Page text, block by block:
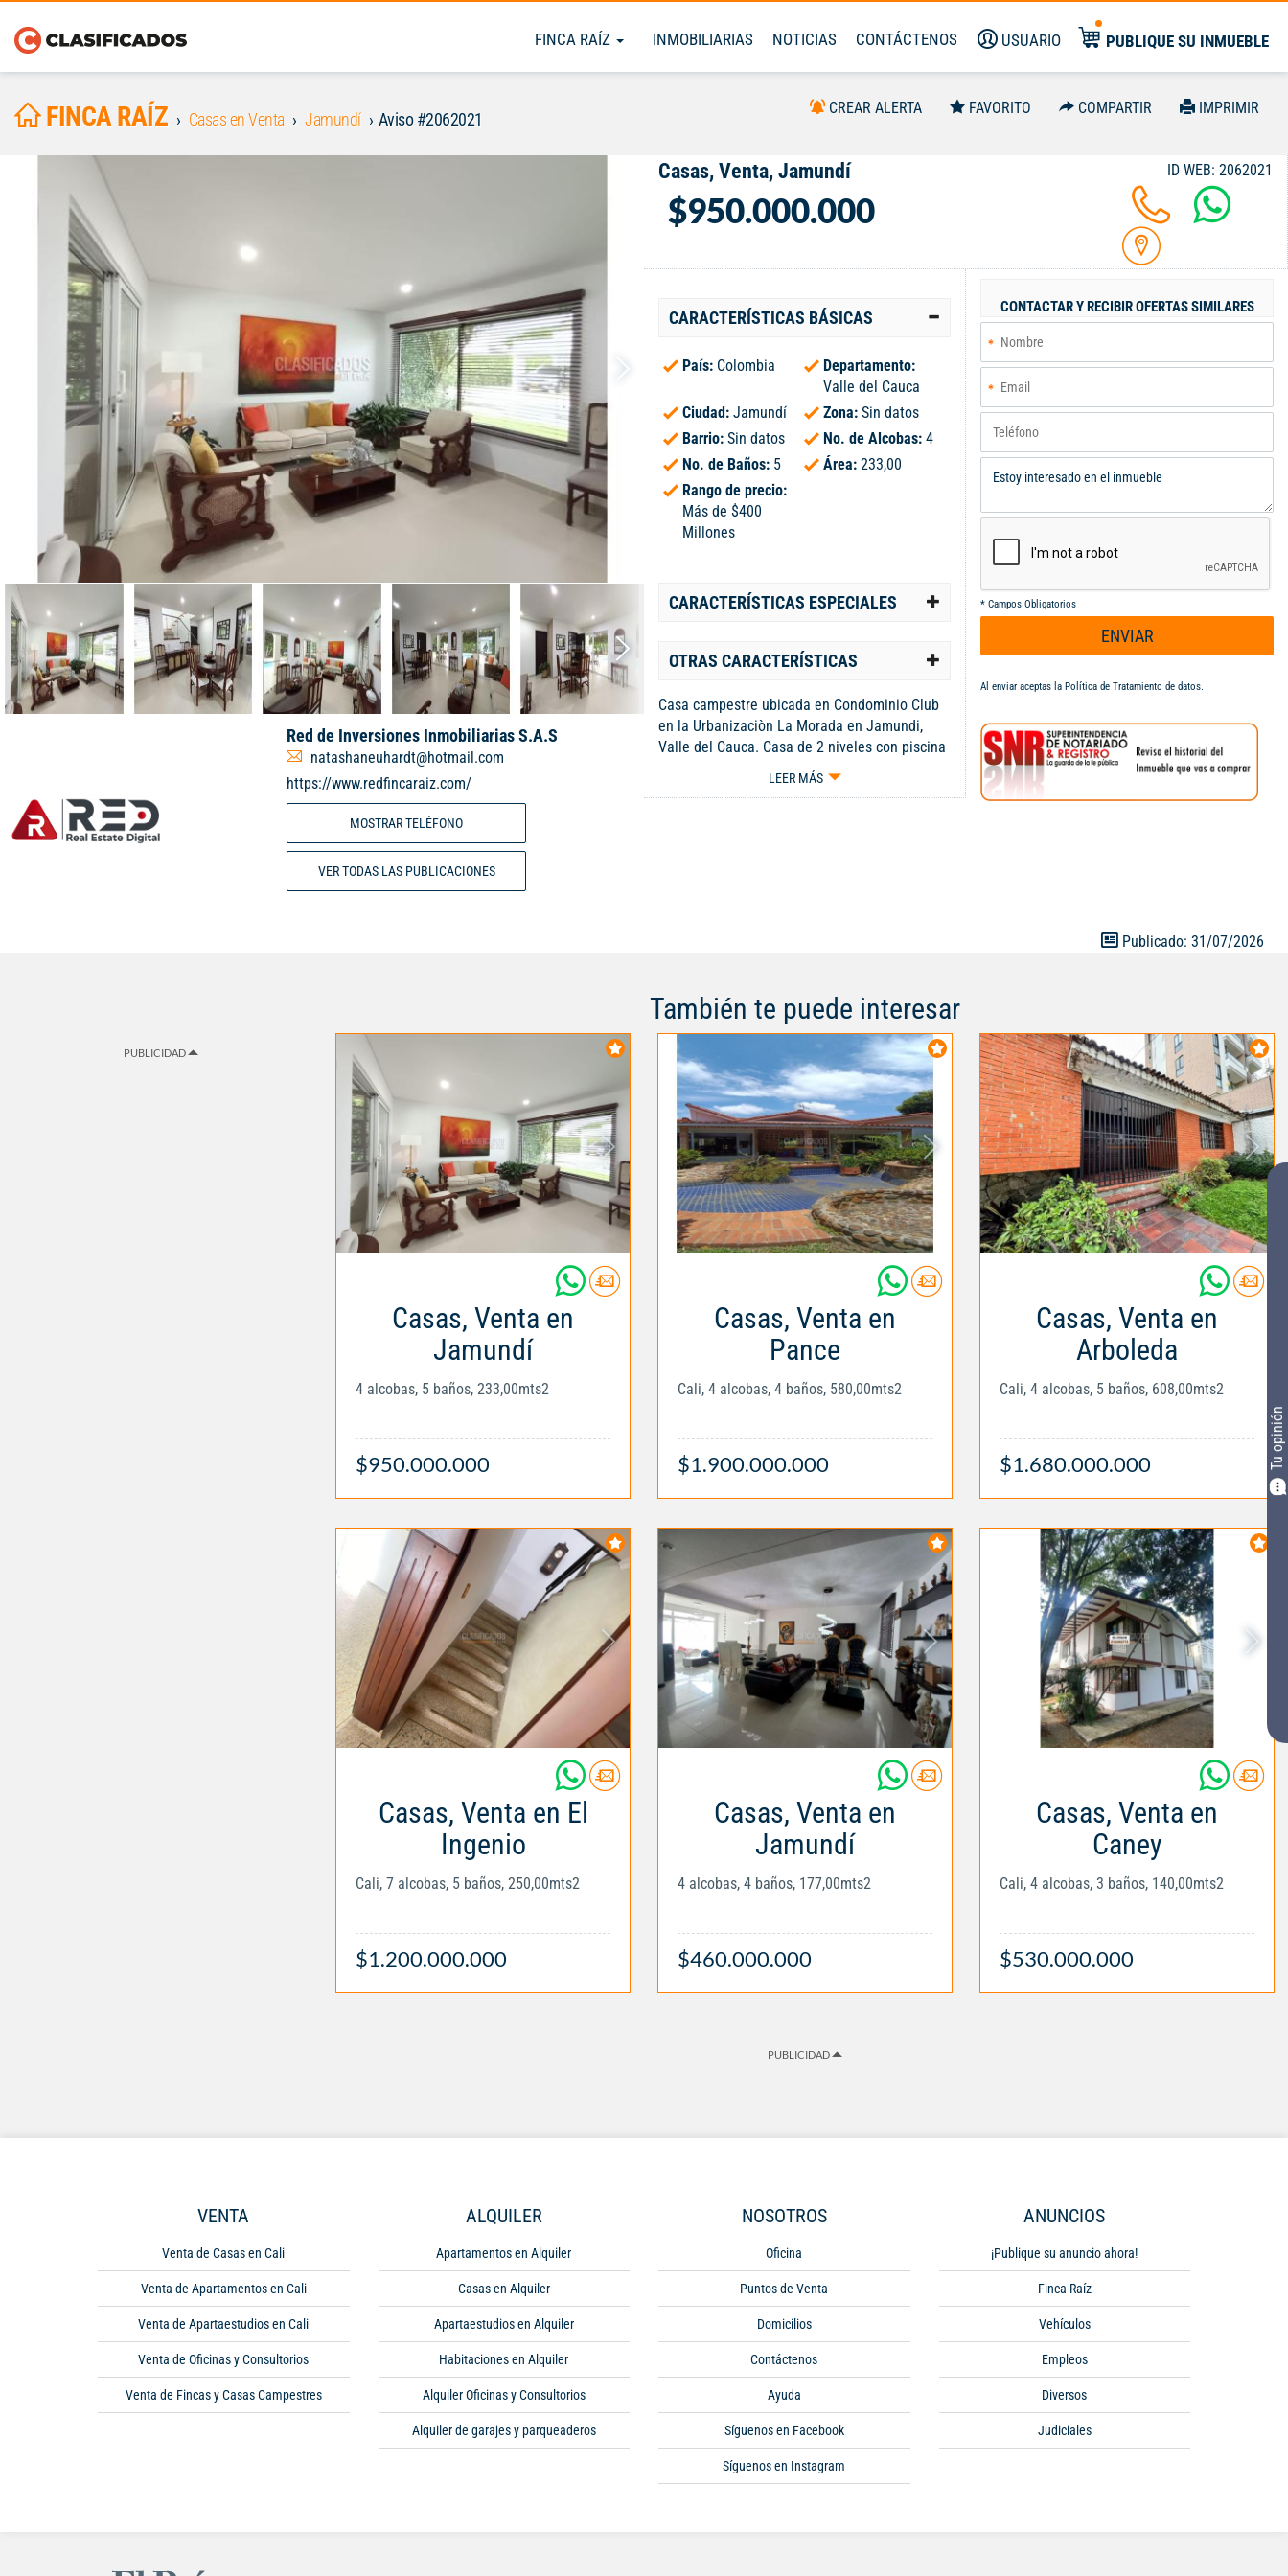
FINCA RAÍZ INMOBILIARIAS NOTICIAS CONTÁCTENOS USUARIO PUBLIQUE SU INMUEBLE
Tu opinión
FINCA RAÍZ Casas en Venta Jamundí Aviso #2062021
CREAR ALERTA FAVORITO COMPARTIR IMPRIMIR
Red de Inversiones Inmobiliarias S.A.S
natashaneuhardt@hotmail.com
https://www.redfincaraiz.com/
MOSTRAR TELÉFONO
VER TODAS LAS PUBLICACIONES
Casas, Venta, Jamundí
$950.000.000
ID WEB: 2062021
CARACTERÍSTICAS BÁSICAS
País: Colombia
Departamento:
Valle del Cauca
Ciudad: Jamundí Zona: Sin datos
Barrio: Sin datos No. de Alcobas: 4
No. de Baños: 5 Área: 233,00
Rango de precio:
Más de $400
Millones
CARACTERÍSTICAS ESPECIALES
OTRAS CARACTERÍSTICAS
Casa campestre ubicada en Condominio Club
en la Urbanizaciòn La Morada en Jamundi,
Valle del Cauca. Casa de 2 niveles con piscina
y zona verde. En el primer nivel encontraras
sala comedor, baño social, cocina, zona de
LEER MÁS
CONTACTAR Y RECIBIR OFERTAS SIMILARES
* Campos Obligatorios
ENVIAR
Al enviar aceptas la Política de Tratamiento de datos.
Publicado: 31/07/2026
PUBLICIDAD
También te puede interesar
Casas, Venta en
Jamundí
4 alcobas, 5 baños, 233,00mts2
$950.000.000
Casas, Venta en
Pance
Cali, 4 alcobas, 4 baños, 580,00mts2
$1.900.000.000
Casas, Venta en
Arboleda
Cali, 4 alcobas, 5 baños, 608,00mts2
$1.680.000.000
Casas, Venta en El
Ingenio
Cali, 7 alcobas, 5 baños, 250,00mts2
$1.200.000.000
Casas, Venta en
Jamundí
4 alcobas, 4 baños, 177,00mts2
$460.000.000
Casas, Venta en
Caney
Cali, 4 alcobas, 3 baños, 140,00mts2
$530.000.000
PUBLICIDAD
VENTA
Venta de Casas en Cali
Venta de Apartamentos en Cali
Venta de Apartaestudios en Cali
Venta de Oficinas y Consultorios
Venta de Fincas y Casas Campestres
ALQUILER
Apartamentos en Alquiler
Casas en Alquiler
Apartaestudios en Alquiler
Habitaciones en Alquiler
Alquiler Oficinas y Consultorios
Alquiler de garajes y parqueaderos
NOSOTROS
Oficina
Puntos de Venta
Domicilios
Contáctenos
Ayuda
Síguenos en Facebook
Síguenos en Instagram
ANUNCIOS
¡Publique su anuncio ahora!
Finca Raíz
Vehículos
Empleos
Diversos
Judiciales